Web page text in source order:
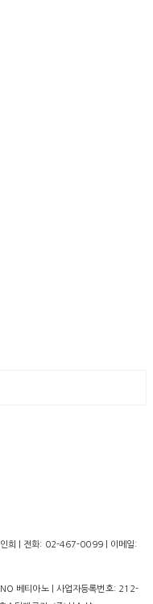
인희 | 전화: 02-467-0099 | 이메일:
베티아노 | 사업자등록번호: 212-